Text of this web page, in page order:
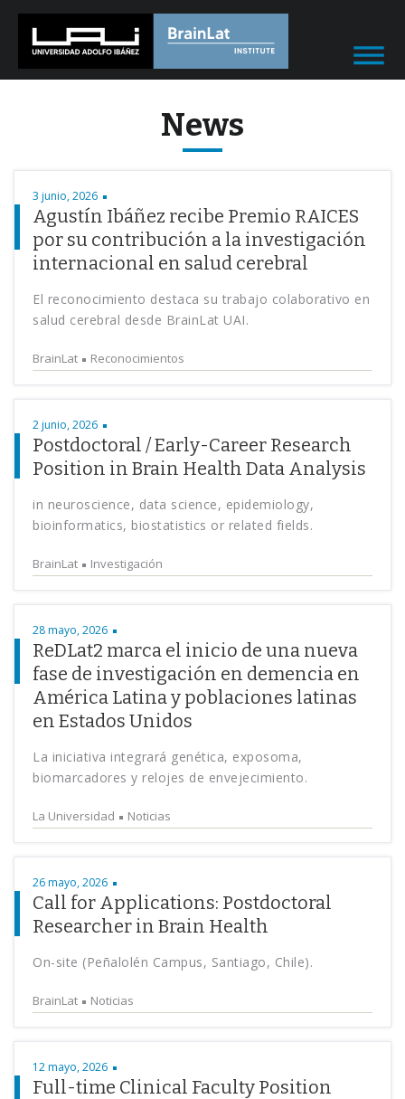
News
3 junio, 2026
Agustín Ibáñez recibe Premio RAICES
por su contribución a la investigación
internacional en salud cerebral
El reconocimiento destaca su trabajo colaborativo en
salud cerebral desde BrainLat UAI.
BrainLat Reconocimientos
2 junio, 2026
Postdoctoral / Early-Career Research
Position in Brain Health Data Analysis
in neuroscience, data science, epidemiology,
bioinformatics, biostatistics or related fields.
BrainLat Investigación
28 mayo, 2026
ReDLat2 marca el inicio de una nueva
fase de investigación en demencia en
América Latina y poblaciones latinas
en Estados Unidos
La iniciativa integrará genética, exposoma,
biomarcadores y relojes de envejecimiento.
La Universidad Noticias
26 mayo, 2026
Call for Applications: Postdoctoral
Researcher in Brain Health
On-site (Peñalolén Campus, Santiago, Chile).
BrainLat Noticias
12 mayo, 2026
Full-time Clinical Faculty Position